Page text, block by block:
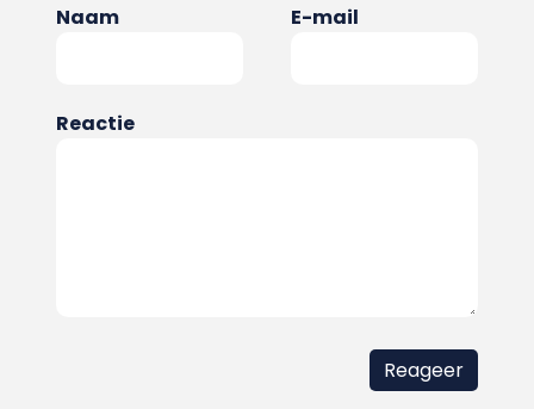
Naam E-mail
Reactie